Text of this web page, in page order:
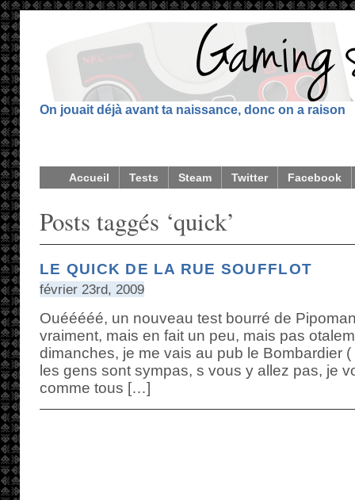
On jouait déjà avant ta naissance, donc on a raison
Accueil Tests Steam Twitter Facebook
Posts taggés ‘quick’
LE QUICK DE LA RUE SOUFFLOT
février 23rd, 2009
Ouééééé, un nouveau test bourré de
vraiment, mais en fait un peu, mais pas
dimanches, je me vais au pub le Bombardier
les gens sont sympas, s vous y allez pas, je
comme tous […]